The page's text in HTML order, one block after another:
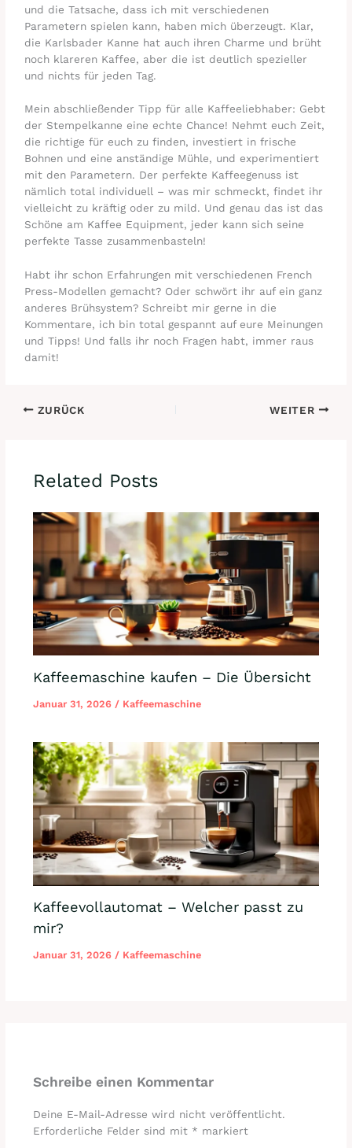
und die Tatsache, dass ich mit verschiedenen
Parametern spielen kann, haben mich überzeugt. Klar,
die Karlsbader Kanne hat auch ihren Charme und brüht
noch klareren Kaffee, aber die ist deutlich spezieller
und nichts für jeden Tag.
Mein abschließender Tipp für alle Kaffeeliebhaber: Gebt
der Stempelkanne eine echte Chance! Nehmt euch Zeit,
die richtige für euch zu finden, investiert in frische
Bohnen und eine anständige Mühle, und experimentiert
mit den Parametern. Der perfekte Kaffeegenuss ist
nämlich total individuell – was mir schmeckt, findet ihr
vielleicht zu kräftig oder zu mild. Und genau das ist das
Schöne am Kaffee Equipment, jeder kann sich seine
perfekte Tasse zusammenbasteln!
Habt ihr schon Erfahrungen mit verschiedenen French
Press-Modellen gemacht? Oder schwört ihr auf ein ganz
anderes Brühsystem? Schreibt mir gerne in die
Kommentare, ich bin total gespannt auf eure Meinungen
und Tipps! Und falls ihr noch Fragen habt, immer raus
damit!
ZURÜCK WEITER
Related Posts
Kaffeemaschine kaufen – Die Übersicht
Januar 31, 2026 / Kaffeemaschine
Kaffeevollautomat – Welcher passt zu
mir?
Januar 31, 2026 / Kaffeemaschine
Schreibe einen Kommentar
Deine E-Mail-Adresse wird nicht veröffentlicht.
Erforderliche Felder sind mit * markiert